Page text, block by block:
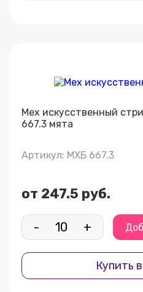
Мех искусственный
667.3 мята
Артикул: МХБ 667.3
от 247.5 руб.
- +
Купить